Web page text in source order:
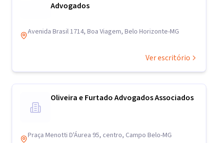
Advogados
Avenida Brasil 1714, Boa Viagem, Belo Horizonte-MG
Ver escritório
Oliveira e Furtado Advogados Associados
Praça Menotti D'Áurea 95, centro, Campo Belo-MG